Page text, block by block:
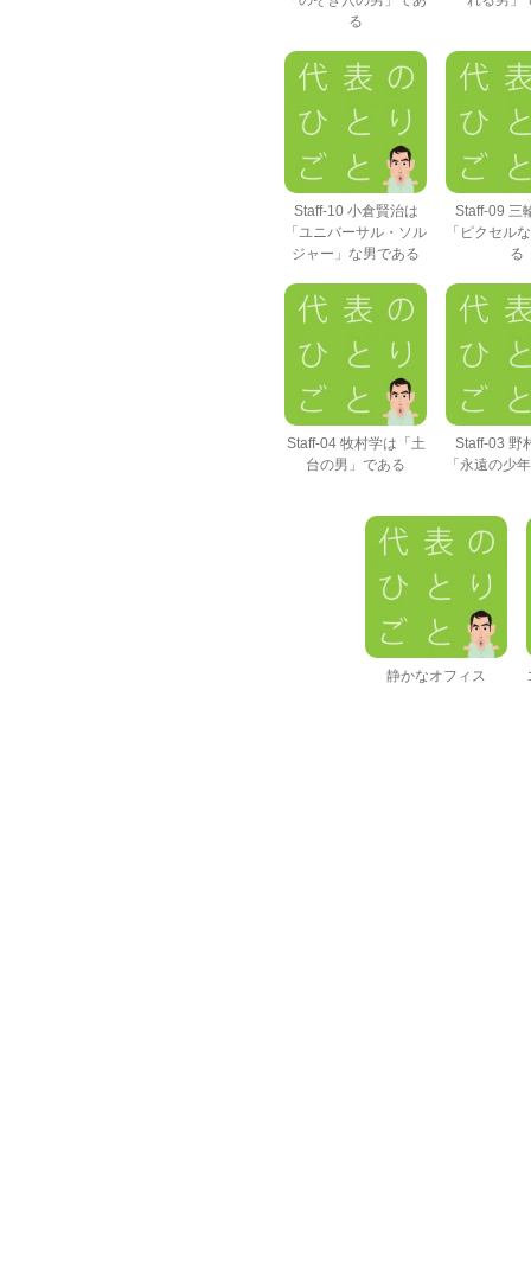
る
Staff-10 小倉賢治は
「ユニバーサル・ソル
ジャー」な男である
Staff-09 三
「ピクセル
る
Staff-04 牧村学は「土
台の男」である
Staff-03 野
「永遠の少
静かなオフィス